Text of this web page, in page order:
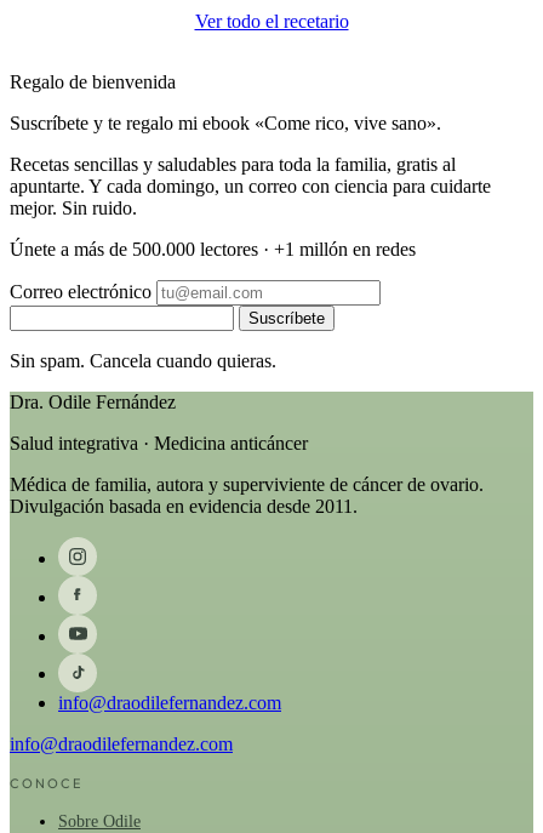
Ver todo el recetario
Regalo de bienvenida
Suscríbete y te regalo mi ebook «Come rico, vive sano».
Recetas sencillas y saludables para toda la familia, gratis al
apuntarte. Y cada domingo, un correo con ciencia para cuidarte
mejor. Sin ruido.
Únete a más de 500.000 lectores · +1 millón en redes
Correo electrónico
Suscríbete
Sin spam. Cancela cuando quieras.
Dra. Odile Fernández
Salud integrativa · Medicina anticáncer
Médica de familia, autora y superviviente de cáncer de ovario.
Divulgación basada en evidencia desde 2011.
info@draodilefernandez.com
info@draodilefernandez.com
CONOCE
Sobre Odile